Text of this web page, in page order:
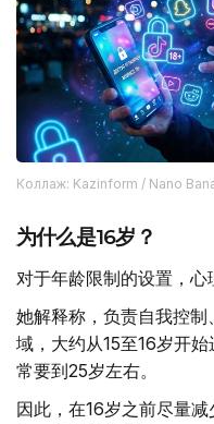
Коллаж: Kazinform / Nano
为什么是16岁？
对于年龄限制的设置，心
她解释称，负责自我控
域，大约从15至16岁开
常要到25岁左右。
因此，在16岁之前尽量